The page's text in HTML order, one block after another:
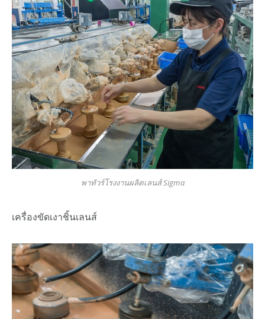
พาทัวร์โรงงานผลิตเลนส์ Sigma
เครื่องขัดเงาชิ้นเลนส์